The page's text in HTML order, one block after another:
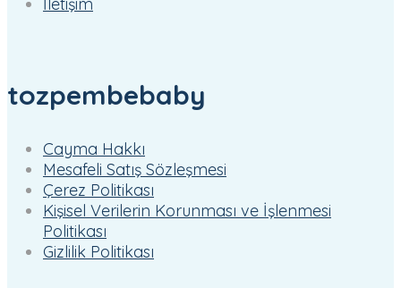
İletişim
tozpembebaby
Cayma Hakkı
Mesafeli Satış Sözleşmesi
Çerez Politikası
Kişisel Verilerin Korunması ve İşlenmesi
Politikası
Gizlilik Politikası